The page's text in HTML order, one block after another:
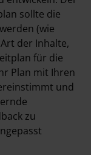
sollte die
(wie
der Inhalte,
für die
Plan mit Ihren
und
zu